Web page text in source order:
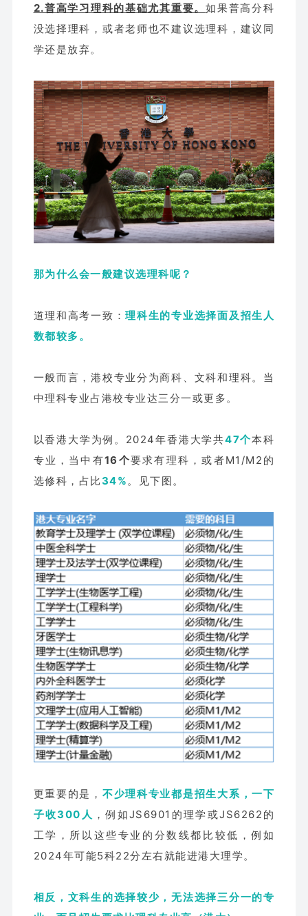
2.普高学习理科的基础尤其重要。如果普高分科
没选择理科，或者老师也不建议选理科，建议同
学还是放弃。
那为什么会一般建议选理科呢？
道理和高考一致：理科生的专业选择面及招生人
数都较多。
一般而言，港校专业分为商科、文科和理科。当
中理科专业占港校专业达三分一或更多。
以香港大学为例。2024年香港大学共47个本科
专业，当中有16个要求有理科，或者M1/M2的
选修科，占比 34%。见下图。
更重要的是， 不少理科专业都是招生大系，一下
子收300人 ，例如JS6901的理学或JS6262的
工学，所以这些专业的分数线都比较低，例如
2024年可能5科22分左右就能进港大理学。
相反，文科生的选择较少，无法选择三分一的专